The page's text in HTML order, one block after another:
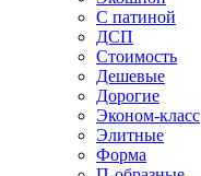
С патиной
ДСП
Стоимость
Дешевые
Дорогие
Эконом-класс
Элитные
Форма